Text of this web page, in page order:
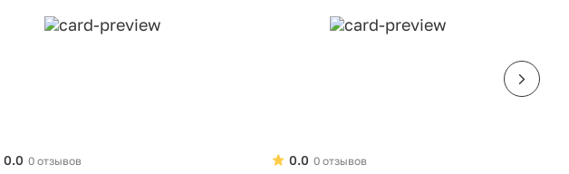
0 отзывов
0.0 0 отзывов
0.0